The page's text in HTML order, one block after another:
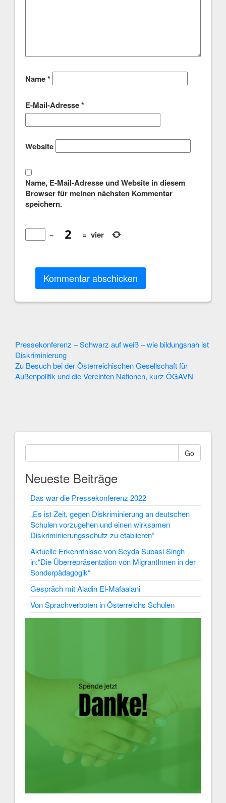
Name*
E-Mail-Adresse*
Website
Name, E-Mail-Adresse und Website in diesem
Browser für meinen nächsten Kommentar
speichern.
− = vier
Other
Articles
Pressekonferenz – Schwarz auf weiß – wie bildungsnah ist
Diskriminierung
Zu Besuch bei der Österreichischen Gesellschaft für
Außenpolitik und die Vereinten Nationen, kurz ÖGAVN
Go
Neueste Beiträge
Das war die Pressekonferenz 2022
„Es ist Zeit, gegen Diskriminierung an deutschen
Schulen vorzugehen und einen wirksamen
Diskriminierungsschutz zu etablieren“
Aktuelle Erkenntnisse von Seyda Subasi Singh
in:“Die Überrepräsentation von MigrantInnen in der
Sonderpädagogik“
Gespräch mit Aladin El-Mafaalani
Von Sprachverboten in Österreichs Schulen